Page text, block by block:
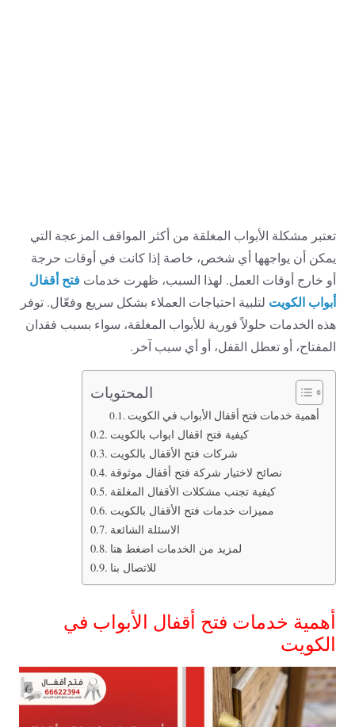
تعتبر مشكلة الأبواب المغلقة من أكثر المواقف المزعجة التي
يمكن أن يواجهها أي شخص، خاصة إذا كانت في أوقات حرجة
أو خارج أوقات العمل. لهذا السبب، ظهرت خدمات فتح أقفال
أبواب الكويت لتلبية احتياجات العملاء بشكل سريع وفعّال. توفر
هذه الخدمات حلولاً فورية للأبواب المغلقة، سواء بسبب فقدان
المفتاح، أو تعطل القفل، أو أي سبب آخر.
المحتويات
أهمية خدمات فتح أقفال الأبواب في الكويت
كيفية فتح اقفال ابواب بالكويت
شركات فتح الأقفال بالكويت
نصائح لاختيار شركة فتح أقفال موثوقة
كيفية تجنب مشكلات الأقفال المغلقة
مميزات خدمات فتح الأقفال بالكويت
الاسئلة الشائعة
لمزيد من الخدمات اضغط هنا
للاتصال بنا
أهمية خدمات فتح أقفال الأبواب في
الكويت